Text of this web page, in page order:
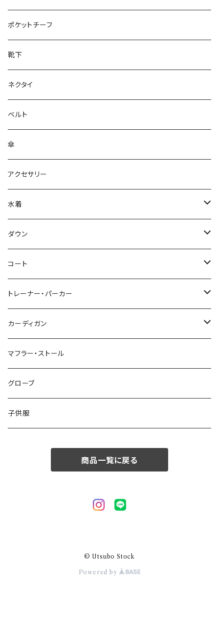
28cm～
ポケットチーフ
靴下
ネクタイ
ベルト
傘
アクセサリー
水着
～44/S
46/M
48/L
50/XL～
ダウン
～44/S
46/M
48/L
50/XL～
コート
～44/S
46/M
48/L
50/XL～
トレーナー・パーカー
～44/S
46/M
48/L
50/XL～
カーディガン
～44/S
46/M
48/L
マフラー・ストール
グローブ
子供服
商品一覧に戻る
© Utsubo Stock
Powered by